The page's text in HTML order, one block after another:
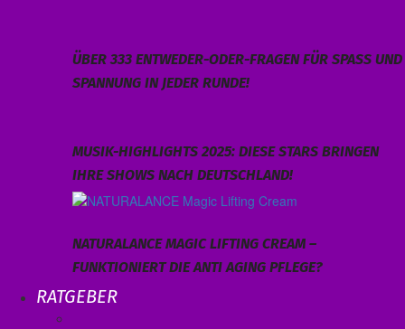
ÜBER 333 ENTWEDER-ODER-FRAGEN FÜR SPASS UND S
PANNUNG IN JEDER RUNDE!
MUSIK-HIGHLIGHTS 2025: DIESE STARS BRINGEN
IHRE SHOWS NACH DEUTSCHLAND!
NATURALANCE MAGIC LIFTING CREAM –
FUNKTIONIERT DIE ANTI AGING PFLEGE?
RATGEBER